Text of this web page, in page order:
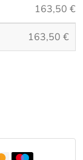
163,50 €
163,50 €